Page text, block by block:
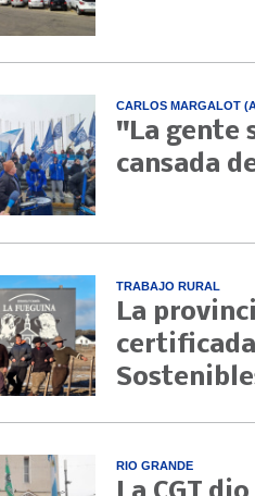
CARLOS MARGALOT
"La gente
cansada
TRABAJO RURAL
La
RIO GRANDE